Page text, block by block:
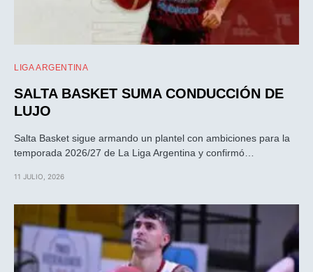
LIGA ARGENTINA
SALTA BASKET SUMA CONDUCCIÓN DE
LUJO
Salta Basket sigue armando un plantel con ambiciones para la
temporada 2026/27 de La Liga Argentina y confirmó…
11 JULIO, 2026